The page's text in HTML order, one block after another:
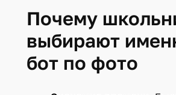
Почему
выбирают
бот по фото